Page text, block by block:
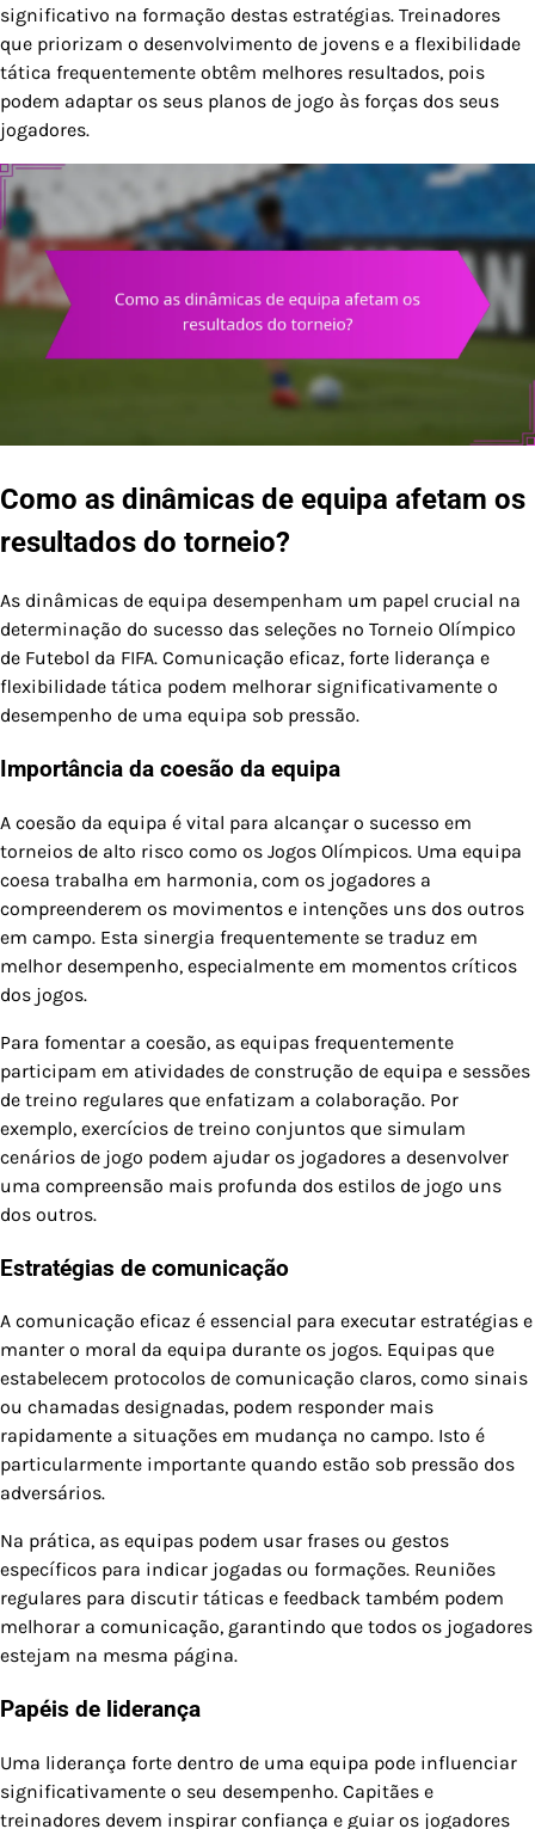
significativo na formação destas estratégias. Treinadores
que priorizam o desenvolvimento de jovens e a flexibilidade
tática frequentemente obtêm melhores resultados, pois
podem adaptar os seus planos de jogo às forças dos seus
jogadores.
Como as dinâmicas de equipa afetam os
resultados do torneio?
As dinâmicas de equipa desempenham um papel crucial na
determinação do sucesso das seleções no Torneio Olímpico
de Futebol da FIFA. Comunicação eficaz, forte liderança e
flexibilidade tática podem melhorar significativamente o
desempenho de uma equipa sob pressão.
Importância da coesão da equipa
A coesão da equipa é vital para alcançar o sucesso em
torneios de alto risco como os Jogos Olímpicos. Uma equipa
coesa trabalha em harmonia, com os jogadores a
compreenderem os movimentos e intenções uns dos outros
em campo. Esta sinergia frequentemente se traduz em
melhor desempenho, especialmente em momentos críticos
dos jogos.
Para fomentar a coesão, as equipas frequentemente
participam em atividades de construção de equipa e sessões
de treino regulares que enfatizam a colaboração. Por
exemplo, exercícios de treino conjuntos que simulam
cenários de jogo podem ajudar os jogadores a desenvolver
uma compreensão mais profunda dos estilos de jogo uns
dos outros.
Estratégias de comunicação
A comunicação eficaz é essencial para executar estratégias e
manter o moral da equipa durante os jogos. Equipas que
estabelecem protocolos de comunicação claros, como sinais
ou chamadas designadas, podem responder mais
rapidamente a situações em mudança no campo. Isto é
particularmente importante quando estão sob pressão dos
adversários.
Na prática, as equipas podem usar frases ou gestos
específicos para indicar jogadas ou formações. Reuniões
regulares para discutir táticas e feedback também podem
melhorar a comunicação, garantindo que todos os jogadores
estejam na mesma página.
Papéis de liderança
Uma liderança forte dentro de uma equipa pode influenciar
significativamente o seu desempenho. Capitães e
treinadores devem inspirar confiança e guiar os jogadores